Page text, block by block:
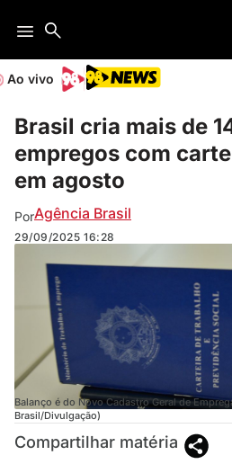
Ao vivo
Brasil cria mais de
empregos com
em agosto
PorAgência Brasil
29/09/2025 16:28
Balanço é do Novo Cadastro Geral de
Brasil/Divulgação)
Compartilhar matéria